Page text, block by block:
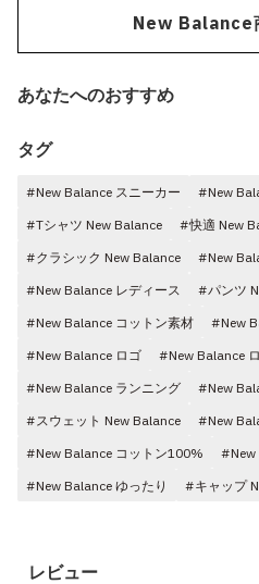
New Balance
あなたへのおすすめ
タグ
#New Balance スニーカー
#New
#Tシャツ New Balance
#快適 New
#クラシック New Balance
#New
#New Balance レディース
#パンツ
#New Balance コットン素材
#New
#New Balance ロゴ
#New Balance
#New Balance ランニング
#New
#スウェット New Balance
#New
#New Balance コットン100%
#New
#New Balance ゆったり
#キャップ